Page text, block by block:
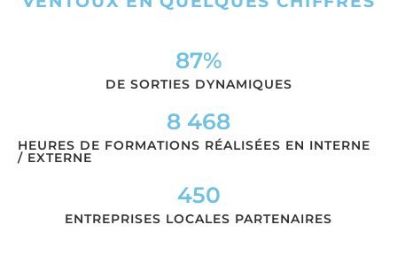
DE SORTIES DYNAMIQUES
87%
HEURES DE FORMATIONS RÉALISÉES EN INTERNE
/ EXTERNE
8 468
ENTREPRISES LOCALES PARTENAIRES
450